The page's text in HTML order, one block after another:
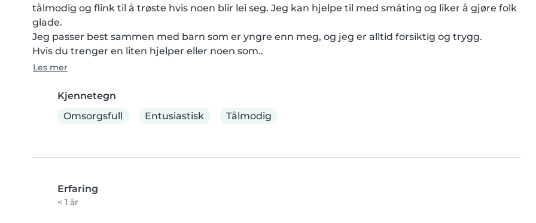
tålmodig og flink til å trøste hvis noen blir lei seg. Jeg kan hjelpe til med småting og liker å gjøre folk
glade.
Jeg passer best sammen med barn som er yngre enn meg, og jeg er alltid forsiktig og trygg.
Hvis du trenger en liten hjelper eller noen som..
Les mer
Kjennetegn
Omsorgsfull
Entusiastisk Tålmodig
Erfaring
< 1 år